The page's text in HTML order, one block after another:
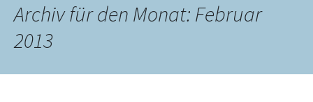
Archiv für den Monat: Februar
2013